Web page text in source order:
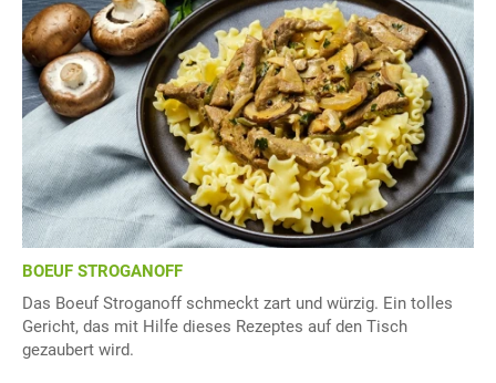
BOEUF STROGANOFF
Das Boeuf Stroganoff schmeckt zart und würzig. Ein tolles
Gericht, das mit Hilfe dieses Rezeptes auf den Tisch
gezaubert wird.